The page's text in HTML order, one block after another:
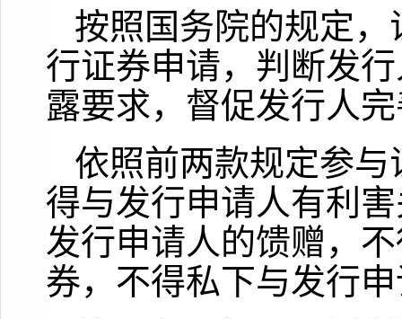
按照国务院的规定
行证券申请，判断发
露要求，督促发行人
依照前两款规定参
得与发行申请人有利
发行申请人的馈赠，
券，不得私下与发行